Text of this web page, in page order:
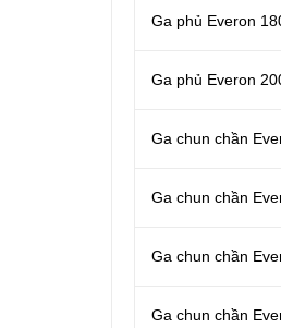
Ga phủ Everon
Ga phủ Everon
Ga chun chần
Ga chun chần
Ga chun chần
Ga chun chần